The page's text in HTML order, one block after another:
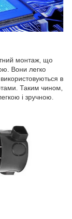
монтаж, що
Вони легко
в
Таким чином,
і зручною.